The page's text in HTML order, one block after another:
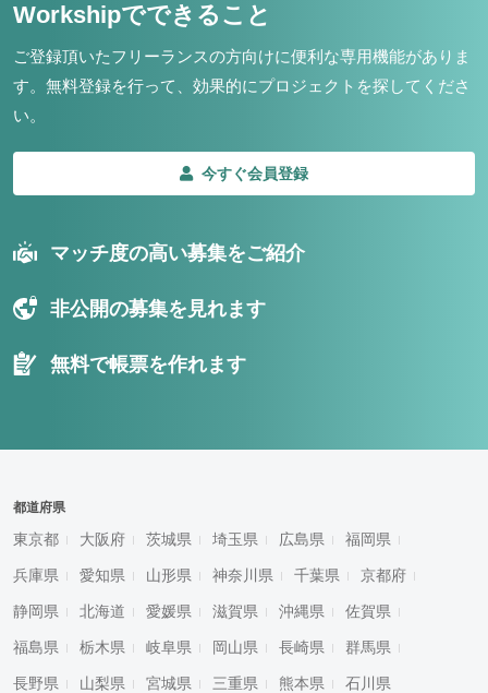
Workshipでできること
ご登録頂いたフリーランスの方向けに便利な専用機能がありま
す。 無料登録を行って、効果的にプロジェクトを探してくださ
い。
今すぐ会員登録
マッチ度の高い募集をご紹介
非公開の募集を見れます
無料で帳票を作れます
都道府県
東京都 大阪府 茨城県 埼玉県 広島県 福岡県
兵庫県 愛知県 山形県 神奈川県 千葉県 京都府
静岡県 北海道 愛媛県 滋賀県 沖縄県 佐賀県
福島県 栃木県 岐阜県 岡山県 長崎県 群馬県
長野県 山梨県 宮城県 三重県 熊本県 石川県